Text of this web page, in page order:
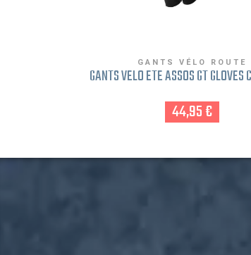
GANTS VÉLO ROUTE
GANTS VÉLO ÉTÉ ASSOS GT GLOVES
44,95 €